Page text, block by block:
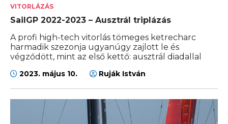
VITORLÁZÁS
SailGP 2022-2023 – Ausztrál triplázás
A profi high-tech vitorlás tömeges ketrecharc
harmadik szezonja ugyanúgy zajlott le és
végződött, mint az első kettő: ausztrál diadallal
2023. május 10. Ruják István